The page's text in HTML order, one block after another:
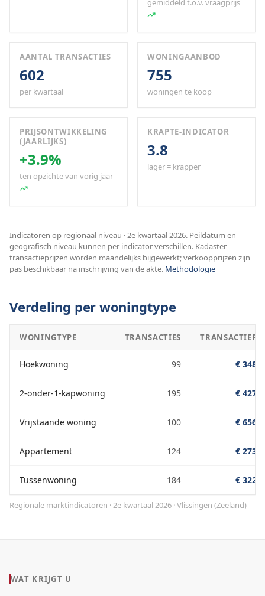
gemiddeld t.o.v. vraagprijs
AANTAL TRANSACTIES
602
per kwartaal
WONINGAANBOD
755
woningen te koop
PRIJSONTWIKKELING
(JAARLIJKS)
+3.9%
ten opzichte van vorig jaar
KRAPTE-INDICATOR
3.8
lager = krapper
Indicatoren op regionaal niveau · 2e kwartaal 2026. Peildatum en
geografisch niveau kunnen per indicator verschillen. Kadaster-
transactieprijzen worden maandelijks bijgewerkt; verkoopprijzen zijn
pas beschikbaar na inschrijving van de akte. Methodologie
Verdeling per woningtype
WONINGTYPE TRANSACTIES
Hoekwoning 99 €
2-onder-1-kapwoning 195 €
Vrijstaande woning 100 €
Appartement 124 €
Tussenwoning 184 €
Regionale marktindicatoren · 2e kwartaal 2026 ·Vlissingen (Zeeland)
WAT KRIJGT U